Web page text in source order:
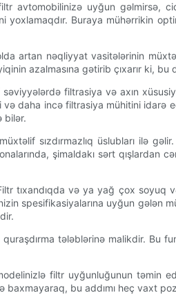
avtomobilinizə uyğun gəlmirsə,
yoxlamaqdır. Buraya mühərrikin
artan nəqliyyat vasitələrinin
azalmasına gətirib çıxarır ki,
filtrasiya və axın
daha incə filtrasiya mühitini
bilər.
sızdırmazlıq üslubları ilə
şimaldakı sərt
tıxandıqda və ya yağ çox soyuq
spesifikasiyalarına uyğun gələn
tələblərinə malikdir. Bu
filtr uyğunluğunun təmin
bu addımı heç vaxt